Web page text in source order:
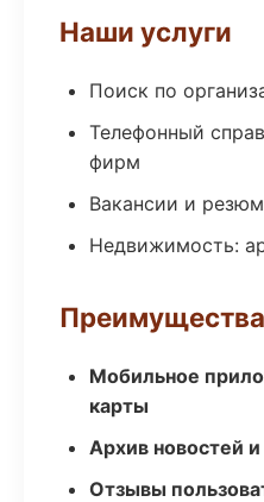
Наши услуги
Поиск по
Телефонный
фирм
Вакансии и
Недвижимость:
Мобильное
карты
Архив новостей
Отзывы